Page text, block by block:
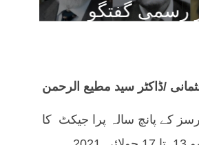
رسمی گفتگو
/ڈاکٹر سید مطیع الرحمن
کے پانچ سالہ پرا جیکٹ کا